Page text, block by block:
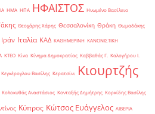
ΗΜΑ ΗΠΑ ΗΦΑΙΣΤΟΣ Ηνωμένο Βασίλειο
Θεοχάρης Χάρης Θεσσαλονίκη Θράκη Θωμαδάκης
Ιράν Ιταλία ΚΑΔ ΚΑΘΗΜΕΡΙΝΗ ΚΑΝΟΝΙΣΤΙΚΗ
ΚΤΕΟ Κίνα Κίνημα Δημοκρατίας Καββαθάς Γ. Καλογήρου Ι.
Κεγκέρογλου Βασίλης Κερατσίνι
Κιουρτζής
Κολοκυθάς Αναστάσιος Κονταξής Δημήτρης Κορκίδης Βασίλης
Κύπρος Κώτσος Ευάγγελος ΛΙΒΕΡΙΑ